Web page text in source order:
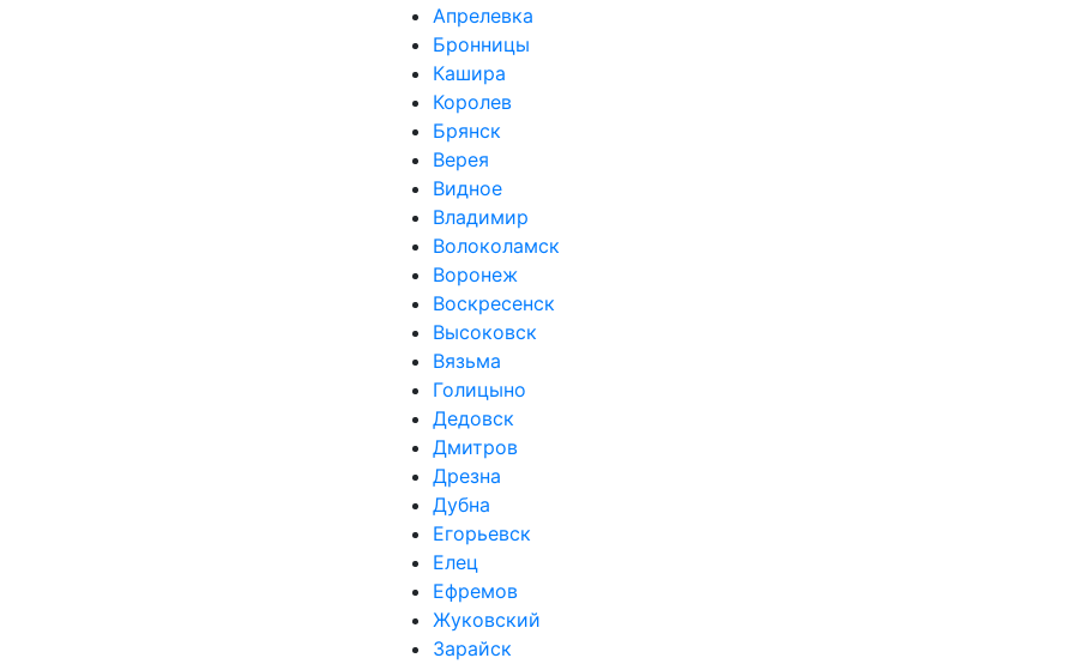
Апрелевка
Бронницы
Кашира
Королев
Брянск
Верея
Видное
Владимир
Волоколамск
Воронеж
Воскресенск
Высоковск
Вязьма
Голицыно
Дедовск
Дмитров
Дрезна
Дубна
Егорьевск
Елец
Ефремов
Жуковский
Зарайск